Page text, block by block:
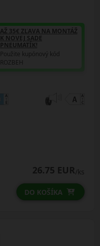
AŽ 35€ ZĽAVA NA MONTÁŽ
K NOVEJ SADE
PNEUMATÍK!
Použite kupónový kód
ROZBEH
26.75 EUR/ks
DO KOŠÍKA